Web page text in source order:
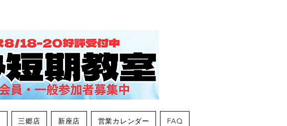
三郷店 新座店 営業カレンダー FAQ